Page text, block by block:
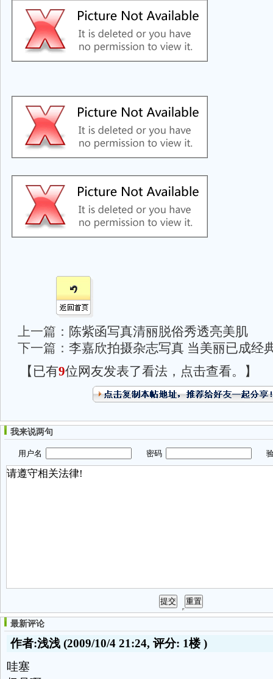
上一篇： 陈紫函写真清丽脱俗秀透亮美肌
下一篇： 李嘉欣拍摄杂志写真 当美丽已成经
【已有9位网友发表了看法，点击查看。】
我来说两句
用户名 密码 验
最新评论
作者:浅浅 (2009/10/4 21:24, 评分: 1楼)
哇塞